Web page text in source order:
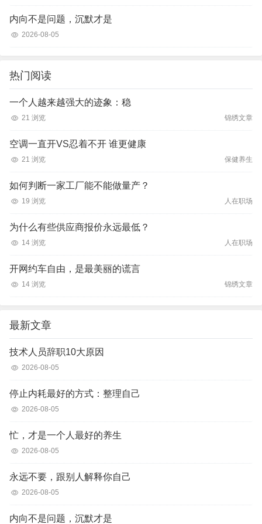
内向不是问题，沉默才是
2026-08-05
热门阅读
一个人越来越强大的迹象：稳
21 浏览 锦绣文章
空调一直开VS忍着不开 谁更健康
21 浏览 保健养生
如何判断一家工厂能不能做量产？
19 浏览 人在职场
为什么有些供应商报价永远最低？
14 浏览 人在职场
开网约车自由，是最美丽的谎言
14 浏览 锦绣文章
最新文章
技术人员辞职10大原因
2026-08-05
停止内耗最好的方式：整理自己
2026-08-05
忙，才是一个人最好的养生
2026-08-05
永远不要，跟别人解释你自己
2026-08-05
内向不是问题，沉默才是